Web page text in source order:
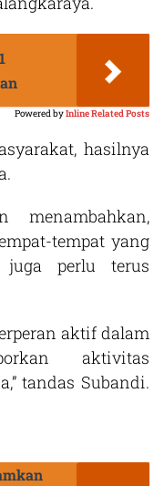
Powered byInline Related Posts
hasilnya
tempat yang
juga perlu terus
aktif dalam
aktivitas
tandas Subandi.